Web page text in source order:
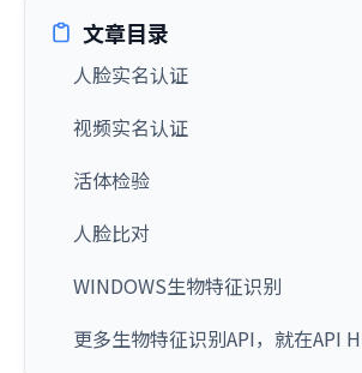
文章目录
人脸实名认证
视频实名认证
活体检验
人脸比对
WINDOWS生物特征识别
更多生物特征识别API，就在API